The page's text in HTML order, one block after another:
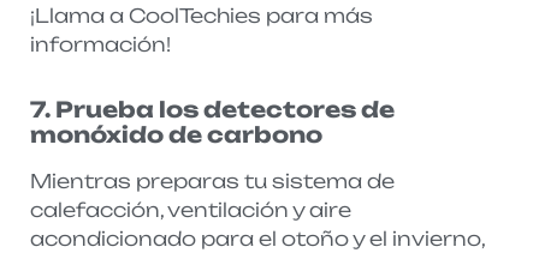
¡Llama a CoolTechies para más
información!
7. Prueba los detectores de
monóxido de carbono
Mientras preparas tu sistema de
calefacción, ventilación y aire
acondicionado para el otoño y el invierno,